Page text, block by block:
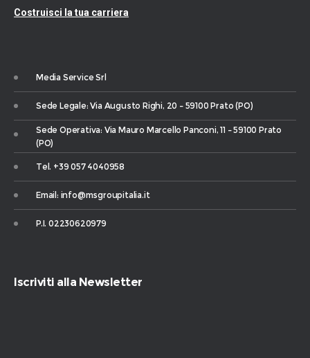
Costruisci la tua carriera
Media Service Srl
Sede Legale: Via Augusto Righi, 20 – 59100 Prato (PO)
Sede Operativa: Via Mauro Marcello Panconi, 11 – 59100 Prato
(PO)
Tel. +39 057 4040958
Email: info@msgroupitalia.it
P.I. 02230620979
Iscriviti alla Newsletter